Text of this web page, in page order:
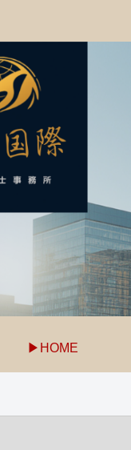
▶HOME